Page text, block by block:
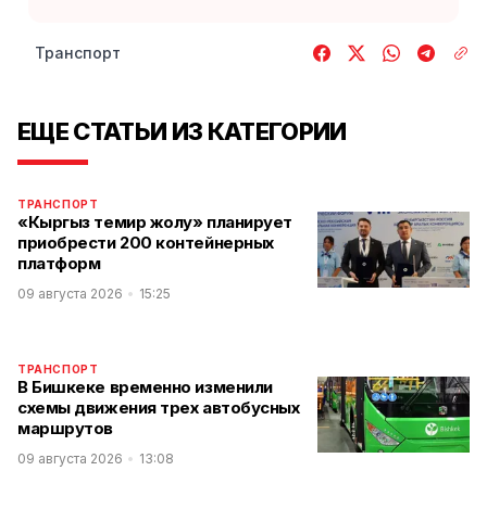
Транспорт
ЕЩЕ СТАТЬИ ИЗ КАТЕГОРИИ
ТРАНСПОРТ
«Кыргыз темир жолу» планирует
приобрести 200 контейнерных
платформ
09 августа 2026 15:25
ТРАНСПОРТ
В Бишкеке временно изменили
схемы движения трех автобусных
маршрутов
09 августа 2026 13:08